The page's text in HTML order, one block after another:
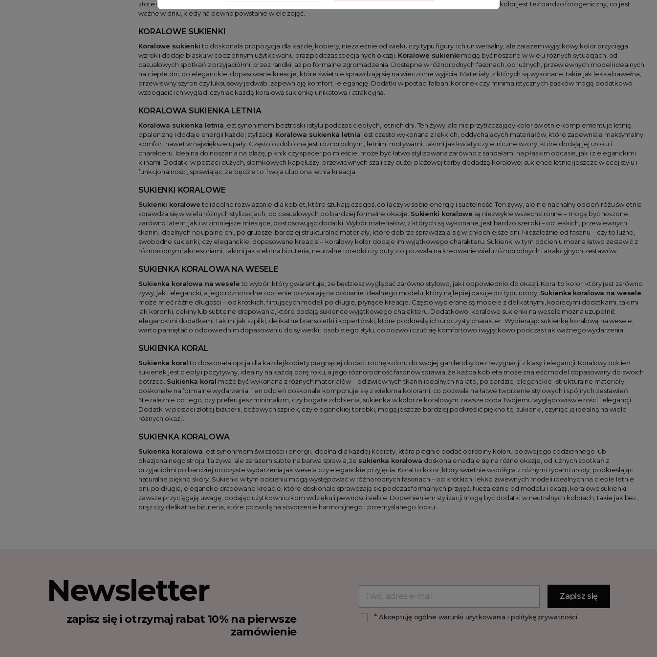
złote sandałki, delikatna biżuteria i elegancka kopertówka, mogą dodać tej sukience jeszcze więcej klasy. Koralowy kolor jest też bardzo fotogeniczny, co jest
ważne w dniu, kiedy na pewno powstanie wiele zdjęć.
KORALOWE SUKIENKI
Koralowe sukienki to doskonała propozycja dla każdej kobiety, niezależnie od wieku czy typu figury. Ich uniwersalny, ale zarazem wyjątkowy kolor przyciąga
wzrok i dodaje blasku w codziennym użytkowaniu oraz podczas specjalnych okazji. Koralowe sukienki mogą być noszone w wielu różnych sytuacjach, od
casualowych spotkań z przyjaciółmi, przez randki, aż po formalne zgromadzenia. Dostępne w różnorodnych fasonach, od luźnych, przewiewnych modeli idealnych
na ciepłe dni, po eleganckie, dopasowane kreacje, które świetnie sprawdzają się na wieczorne wyjścia. Materiały, z których są wykonane, takie jak lekka bawełna,
przewiewny szyfon czy luksusowy jedwab, zapewniają komfort i elegancję. Dodatki w postaci falban, koronek czy minimalistycznych pasków mogą dodatkowo
wzbogacić ich wygląd, czyniąc każdą koralową sukienkę unikatową i atrakcyjną.
KORALOWA SUKIENKA LETNIA
Koralowa sukienka letnia jest synonimem beztroski i stylu podczas ciepłych, letnich dni. Ten żywy, ale nie przytłaczający kolor świetnie komplementuje letnią
opaleniznę i dodaje energii każdej stylizacji. Koralowa sukienka letnia jest często wykonana z lekkich, oddychających materiałów, które zapewniają maksymalny
komfort nawet w największe upały. Często ozdobiona jest różnorodnymi, letnimi motywami, takimi jak kwiaty czy etniczne wzory, które dodają jej uroku i
charakteru. Idealna do noszenia na plażę, piknik czy spacer po mieście, może być łatwo stylizowana zarówno z sandałami na płaskim obcasie, jak i z eleganckimi
klinami. Dodatki w postaci dużych, słomkowych kapeluszy, przewiewnych szali czy dużej plażowej torby dodadzą koralowej sukience letniej jeszcze więcej stylu i
funkcjonalności, sprawiając, że będzie to Twoja ulubiona letnia kreacja.
SUKIENKI KORALOWE
Sukienki koralowe to idealne rozwiązanie dla kobiet, które szukają czegoś, co łączy w sobie energię i subtelność. Ten żywy, ale nie nachalny odcień różu świetnie
sprawdza się w wielu różnych stylizacjach, od casualowych po bardziej formalne okazje. Sukienki koralowe są niezwykle wszechstronne – mogą być noszone
zarówno latem, jak i w zimniejsze miesiące, dostosowując dodatki. Wybór materiałów, z których są wykonane, jest bardzo szeroki – od lekkich, przewiewnych
tkanin, idealnych na upalne dni, po grubsze, bardziej strukturalne materiały, które dobrze sprawdzają się w chłodniejsze dni. Niezależnie od fasonu – czy to luźne,
swobodne sukienki, czy eleganckie, dopasowane kreacje – koralowy kolor dodaje im wyjątkowego charakteru. Sukienki w tym odcieniu można łatwo zestawić z
różnorodnymi akcesoriami, takimi jak srebrna biżuteria, neutralne torebki czy buty, co pozwala na kreowanie wielu różnorodnych i atrakcyjnych zestawów.
SUKIENKA KORALOWA NA WESELE
Sukienka koralowa na wesele to wybór, który gwarantuje, że będziesz wyglądać zarówno stylowo, jak i odpowiednio do okazji. Koral to kolor, który jest zarówno
żywy, jak i elegancki, a jego różnorodne odcienie pozwalają na dobranie idealnego modelu, który najlepiej pasuje do typu urody. Sukienka koralowa na wesele
może mieć różne długości – od krótkich, flirtujących modeli po długie, płynące kreacje. Często wybierane są modele z delikatnymi, kobiecymi dodatkami, takimi
jak koronki, cekiny lub subtelne drapowania, które dodają sukience wyjątkowego charakteru. Dodatkowo, koralowe sukienki na wesele można uzupełnić
eleganckimi dodatkami, takimi jak szpilki, delikatne bransoletki i kopertówki, które podkreślą ich uroczysty charakter. Wybierając sukienkę koralową na wesele,
warto pamiętać o odpowiednim dopasowaniu do sylwetki i osobistego stylu, co pozwoli czuć się komfortowo i wyjątkowo podczas tak ważnego wydarzenia.
SUKIENKA KORAL
Sukienka koral to doskonała opcja dla każdej kobiety pragnącej dodać trochę koloru do swojej garderoby bez rezygnacji z klasy i elegancji. Koralowy odcień
sukienek jest ciepły i pozytywny, idealny na każdą porę roku, a jego różnorodność fasonów sprawia, że każda kobieta może znaleźć model dopasowany do swoich
potrzeb. Sukienka koral może być wykonana z różnych materiałów – od zwiewnych tkanin idealnych na lato, po bardziej eleganckie i strukturalne materiały,
doskonałe na formalne wydarzenia. Ten odcień doskonale komponuje się z wieloma kolorami, co pozwala na łatwe tworzenie stylowych i spójnych zestawień.
Niezależnie od tego, czy preferujesz minimalizm, czy bogate zdobienia, sukienka w kolorze koralowym zawsze doda Twojemu wyglądowi świeżości i elegancji.
Dodatki w postaci złotej biżuterii, beżowych szpilek, czy eleganckiej torebki, mogą jeszcze bardziej podkreślić piękno tej sukienki, czyniąc ją idealną na wiele
różnych okazji.
SUKIENKA KORALOWA
Sukienka koralowa jest synonimem świeżości i energii, idealna dla każdej kobiety, która pragnie dodać odrobiny koloru do swojego codziennego lub
okazjonalnego stroju. Ta żywa, ale zarazem subtelna barwa sprawia, że sukienka koralowa doskonale nadaje się na różne okazje, od luźnych spotkań z
przyjaciółmi po bardziej uroczyste wydarzenia jak wesela czy eleganckie przyjęcia. Koral to kolor, który świetnie współgra z różnymi typami urody, podkreślając
naturalne piękno skóry. Sukienki w tym odcieniu mogą występować w różnorodnych fasonach – od krótkich, lekko zwiewnych modeli idealnych na ciepłe letnie
dni, po długie, elegancko drapowane kreacje, które doskonale sprawdzają się podczas formalnych przyjęć. Niezależnie od modelu i okazji, koralowe sukienki
zawsze przyciągają uwagę, dodając użytkowniczkom wdzięku i pewności siebie. Dopełnieniem stylizacji mogą być dodatki w neutralnych kolorach, takie jak beż,
brąz czy delikatna biżuteria, które pozwolą na stworzenie harmonijnego i przemyślanego looku.
Newsletter
zapisz się i otrzymaj rabat 10% na pierwsze
zamówienie
*Akceptuję ogólne warunki użytkowania i politykę prywatności